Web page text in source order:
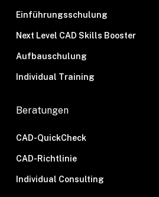
Einführungsschulung
Next Level CAD Skills Booster
Aufbauschulung
Individual Training
Beratungen
CAD-QuickCheck
CAD-Richtlinie
Individual Consulting